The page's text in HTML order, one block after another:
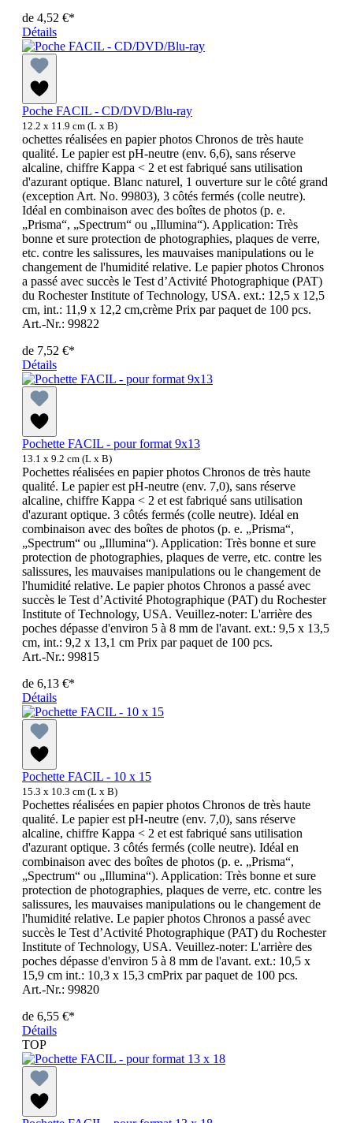
de 4,52 €*
Détails
Poche FACIL - CD/DVD/Blu-ray
12.2 x 11.9 cm (L x B)
ochettes réalisées en papier photos Chronos de très haute
qualité. Le papier est pH-neutre (env. 6,6), sans réserve
alcaline, chiffre Kappa < 2 et est fabriqué sans utilisation
d'azurant optique. Blanc naturel, 1 ouverture sur le côté grand
(exception Art. No. 99803), 3 côtés fermés (colle neutre).
Idéal en combinaison avec des boîtes de photos (p. e.
„Prisma“, „Spectrum“ ou „Illumina“). Application: Très
bonne et sure protection de photographies, plaques de verre,
etc. contre les salissures, les mauvaises manipulations ou le
changement de l'humidité relative. Le papier photos Chronos
a passé avec succès le Test d’Activité Photographique (PAT)
du Rochester Institute of Technology, USA. ext.: 12,5 x 12,5
cm, int.: 11,9 x 12,2 cm,crème Prix par paquet de 100 pcs.
Art.-Nr.: 99822
de 7,52 €*
Détails
Pochette FACIL - pour format 9x13
13.1 x 9.2 cm (L x B)
Pochettes réalisées en papier photos Chronos de très haute
qualité. Le papier est pH-neutre (env. 7,0), sans réserve
alcaline, chiffre Kappa < 2 et est fabriqué sans utilisation
d'azurant optique. 3 côtés fermés (colle neutre). Idéal en
combinaison avec des boîtes de photos (p. e. „Prisma“,
„Spectrum“ ou „Illumina“). Application: Très bonne et sure
protection de photographies, plaques de verre, etc. contre les
salissures, les mauvaises manipulations ou le changement de
l'humidité relative. Le papier photos Chronos a passé avec
succès le Test d’Activité Photographique (PAT) du Rochester
Institute of Technology, USA. Veuillez-noter: L'arrière des
poches dépasse d'environ 5 à 8 mm de l'avant. ext.: 9,5 x 13,5
cm, int.: 9,2 x 13,1 cm Prix par paquet de 100 pcs.
Art.-Nr.: 99815
de 6,13 €*
Détails
Pochette FACIL - 10 x 15
15.3 x 10.3 cm (L x B)
Pochettes réalisées en papier photos Chronos de très haute
qualité. Le papier est pH-neutre (env. 7,0), sans réserve
alcaline, chiffre Kappa < 2 et est fabriqué sans utilisation
d'azurant optique. 3 côtés fermés (colle neutre). Idéal en
combinaison avec des boîtes de photos (p. e. „Prisma“,
„Spectrum“ ou „Illumina“). Application: Très bonne et sure
protection de photographies, plaques de verre, etc. contre les
salissures, les mauvaises manipulations ou le changement de
l'humidité relative. Le papier photos Chronos a passé avec
succès le Test d’Activité Photographique (PAT) du Rochester
Institute of Technology, USA. Veuillez-noter: L'arrière des
poches dépasse d'environ 5 à 8 mm de l'avant. ext.: 10,5 x
15,9 cm int.: 10,3 x 15,3 cmPrix par paquet de 100 pcs.
Art.-Nr.: 99820
de 6,55 €*
Détails
TOP